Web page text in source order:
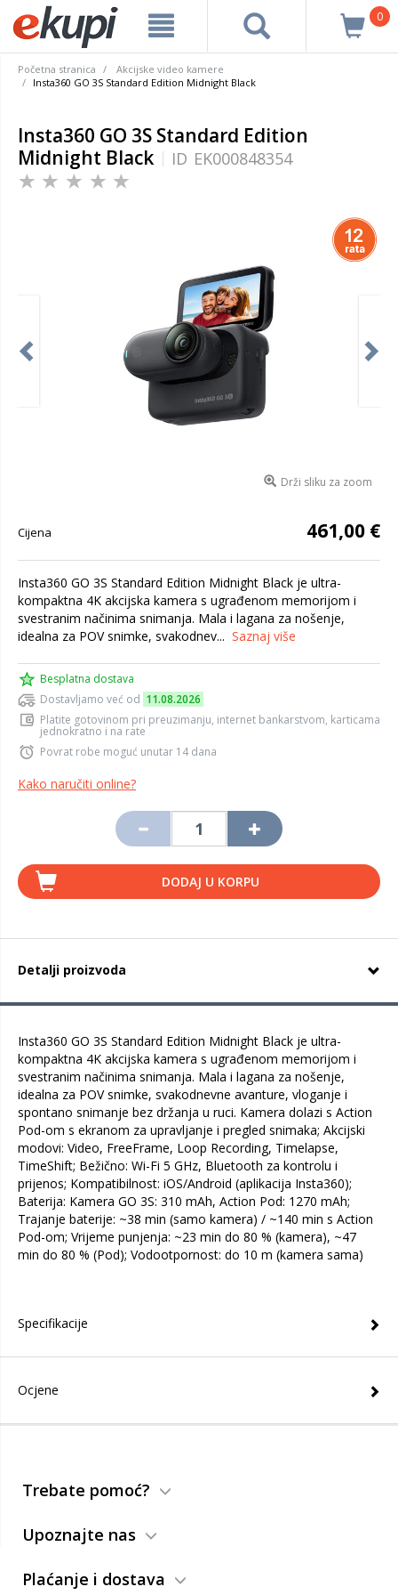
0
Početna stranica
Akcijske video kamere
Insta360 GO 3S Standard Edition Midnight Black
Insta360 GO 3S Standard Edition
Midnight Black
ID EK000848354
Drži sliku za zoom
Cijena 461,00 €
Insta360 GO 3S Standard Edition Midnight Black je ultra-
kompaktna 4K akcijska kamera s ugrađenom memorijom i
svestranim načinima snimanja. Mala i lagana za nošenje,
idealna za POV snimke, svakodnev... Saznaj više
Besplatna dostava
Dostavljamo već od 11.08.2026
Platite gotovinom pri preuzimanju, internet bankarstvom, karticama
jednokratno i na rate
Povrat robe moguć unutar 14 dana
Kako naručiti online?
DODAJ U KORPU
Detalji proizvoda
Insta360 GO 3S Standard Edition Midnight Black je ultra-
kompaktna 4K akcijska kamera s ugrađenom memorijom i
svestranim načinima snimanja. Mala i lagana za nošenje,
idealna za POV snimke, svakodnevne avanture, vloganje i
spontano snimanje bez držanja u ruci. Kamera dolazi s Action
Pod-om s ekranom za upravljanje i pregled snimaka; Akcijski
modovi: Video, FreeFrame, Loop Recording, Timelapse,
TimeShift; Bežično: Wi-Fi 5 GHz, Bluetooth za kontrolu i
prijenos; Kompatibilnost: iOS/Android (aplikacija Insta360);
Baterija: Kamera GO 3S: 310 mAh, Action Pod: 1270 mAh;
Trajanje baterije: ~38 min (samo kamera) / ~140 min s Action
Pod-om; Vrijeme punjenja: ~23 min do 80 % (kamera), ~47
min do 80 % (Pod); Vodootpornost: do 10 m (kamera sama)
Specifikacije
Ocjene
Trebate pomoć?
Upoznajte nas
Plaćanje i dostava